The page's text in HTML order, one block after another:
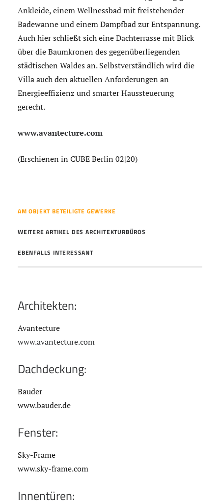
Ankleide, einem Wellnessbad mit freistehender
Badewanne und einem Dampfbad zur Entspannung.
Auch hier schließt sich eine Dachterrasse mit Blick
über die Baumkronen des gegenüberliegenden
städtischen Waldes an. Selbstverständlich wird die
Villa auch den aktuellen Anforderungen an
Energieeffizienz und smarter Haussteuerung
gerecht.
www.avantecture.com
(Erschienen in CUBE Berlin 02|20)
AM OBJEKT BETEILIGTE GEWERKE
WEITERE ARTIKEL DES ARCHITEKTURBÜROS
EBENFALLS INTERESSANT
Architekten:
Avantecture
www.avantecture.com
Dachdeckung:
Bauder
www.bauder.de
Fenster:
Sky-Frame
www.sky-frame.com
Innentüren: